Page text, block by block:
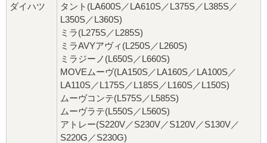
ダイハツ
タント(LA600S／LA610S／L375S／L385S／
L350S／L360S)
ミラ(L275S／L285S)
ミラAVYアヴィ(L250S／L260S)
ミラジーノ(L650S／L660S)
MOVEムーヴ(LA150S／LA160S／LA100S／
LA110S／L175S／L185S／L160S／L150S)
ムーヴコンテ(L575S／L585S)
ムーヴラテ(L550S／L560S)
アトレー(S220V／S230V／S120V／S130V／
S220G／S230G)